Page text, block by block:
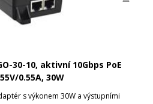
30-10, aktivní 10Gbps PoE
0.55A, 30W
s výkonem 30W a výstupními